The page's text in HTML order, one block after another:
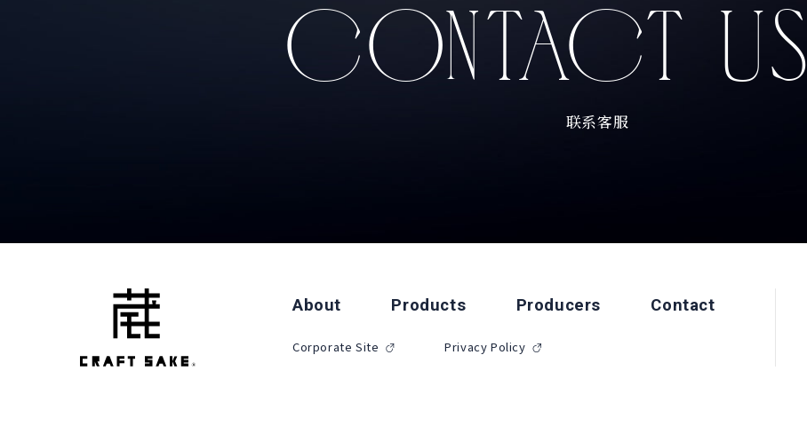
CONTACT US
联系客服
About Products Producers Contact
Corporate Site Privacy Policy